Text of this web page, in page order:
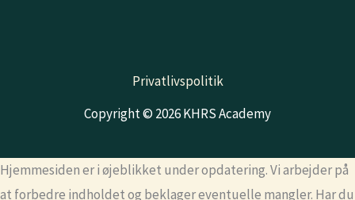
Privatlivspolitik
Copyright © 2026 KHRS Academy
Hjemmesiden er i øjeblikket under opdatering. Vi arbejder på
at forbedre indholdet og beklager eventuelle mangler. Har du